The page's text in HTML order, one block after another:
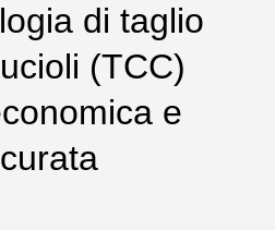
di taglio
(TCC)
e